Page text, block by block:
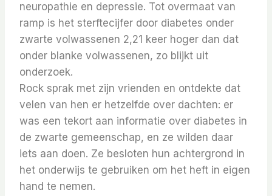
neuropathie en depressie. Tot overmaat van
ramp is het sterftecijfer door diabetes onder
zwarte volwassenen 2,21 keer hoger dan dat
onder blanke volwassenen, zo blijkt uit
onderzoek.
Rock sprak met zijn vrienden en ontdekte dat
velen van hen er hetzelfde over dachten: er
was een tekort aan informatie over diabetes in
de zwarte gemeenschap, en ze wilden daar
iets aan doen. Ze besloten hun achtergrond in
het onderwijs te gebruiken om het heft in eigen
hand te nemen.